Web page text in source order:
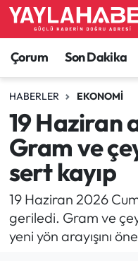
Çorum Son Dakika
HABERLER EKONOMI
19 Haziran
Gram ve
sert kayıp
19 Haziran 2026
geriledi. Gram ve
yeni yön arayışını
Alaca Haberleri
Bayat Haberleri
Bilgi - Keşfet
Bilim ve Teknoloji
Boğazkale
Çorum Haberleri
Çorum Nöbetçi
Çorum Hava
Çorum Namaz
Çorum Trafik
TFF 1.Lig Puan
Tüm Manşetler